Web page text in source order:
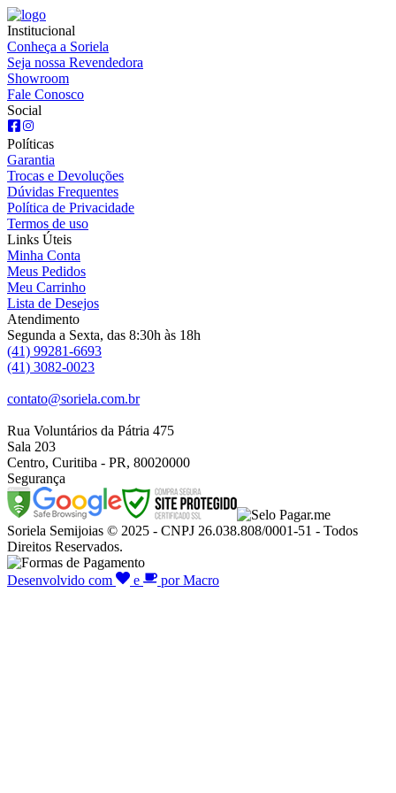
Institucional
Conheça a Soriela
Seja nossa Revendedora
Showroom
Fale Conosco
Social
Políticas
Garantia
Trocas e Devoluções
Dúvidas Frequentes
Política de Privacidade
Termos de uso
Links Úteis
Minha Conta
Meus Pedidos
Meu Carrinho
Lista de Desejos
Atendimento
Segunda a Sexta, das 8:30h às 18h
(41) 99281-6693
(41) 3082-0023
contato@soriela.com.br
Rua Voluntários da Pátria 475
Sala 203
Centro, Curitiba - PR, 80020000
Segurança
Soriela Semijoias © 2025 - CNPJ 26.038.808/0001-51 - Todos
Direitos Reservados.
Desenvolvido com e por Macro